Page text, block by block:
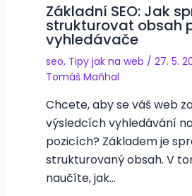
Základní SEO: Jak
strukturovat obsah
vyhledávače
seo, Tipy jak na web / 27. 5.
Tomáš Maňhal
Chcete, aby se váš web
výsledcích vyhledávání
pozicích? Základem je
strukturovaný obsah. V
naučíte, jak…